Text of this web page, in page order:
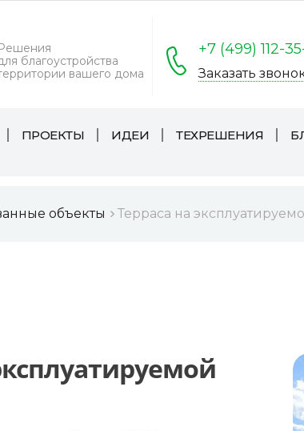
благоустройства
вашего дома
+7 (499) 112-
Заказать
ПРОЕКТЫ ИДЕИ ТЕХРЕШЕНИЯ
объекты Терраса на